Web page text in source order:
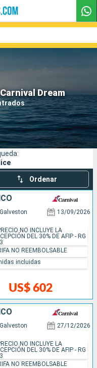
Dream
Compañías
Ordenar
Galveston 13/09/2026
US$ 602
NO INCLUYE LA
DEL 30% DE AFIP - RG
NO REEMBOLSABLE
incluidas
Galveston 27/12/2026
NO INCLUYE LA
DEL 30% DE AFIP - RG
NO REEMBOLSABLE